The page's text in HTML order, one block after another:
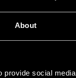
About
provide social media